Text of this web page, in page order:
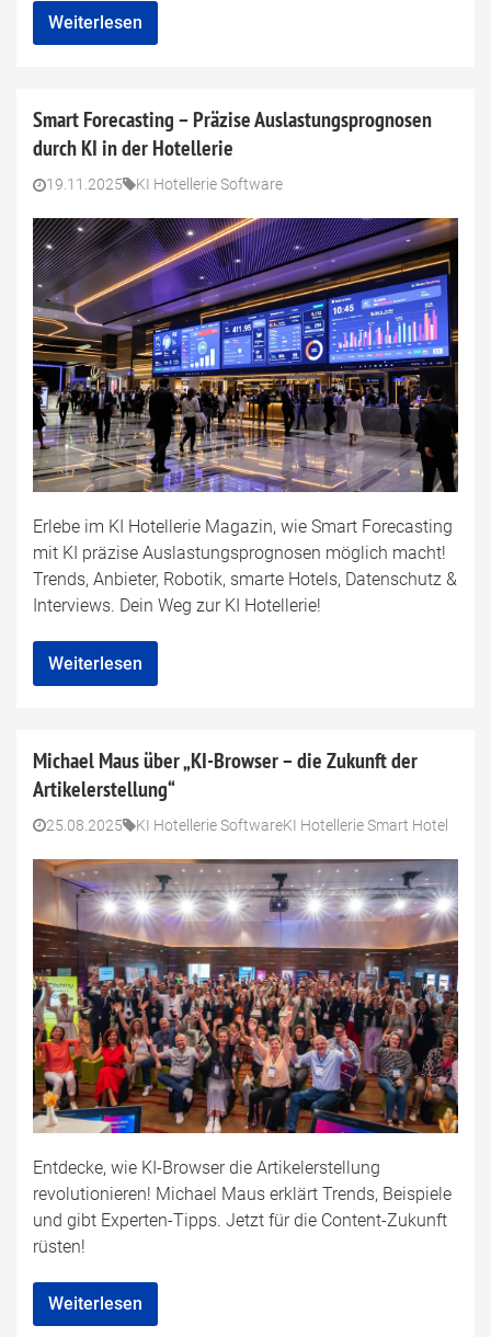
Weiterlesen
Smart Forecasting – Präzise Auslastungsprognosen
durch KI in der Hotellerie
19.11.2025 KI Hotellerie Software
Erlebe im KI Hotellerie Magazin, wie Smart Forecasting
mit KI präzise Auslastungsprognosen möglich macht!
Trends, Anbieter, Robotik, smarte Hotels, Datenschutz &
Interviews. Dein Weg zur KI Hotellerie!
Weiterlesen
Michael Maus über „KI-Browser – die Zukunft der
Artikelerstellung“
25.08.2025 KI Hotellerie SoftwareKI Hotellerie Smart Hotel
Entdecke, wie KI-Browser die Artikelerstellung
revolutionieren! Michael Maus erklärt Trends, Beispiele
und gibt Experten-Tipps. Jetzt für die Content-Zukunft
rüsten!
Weiterlesen